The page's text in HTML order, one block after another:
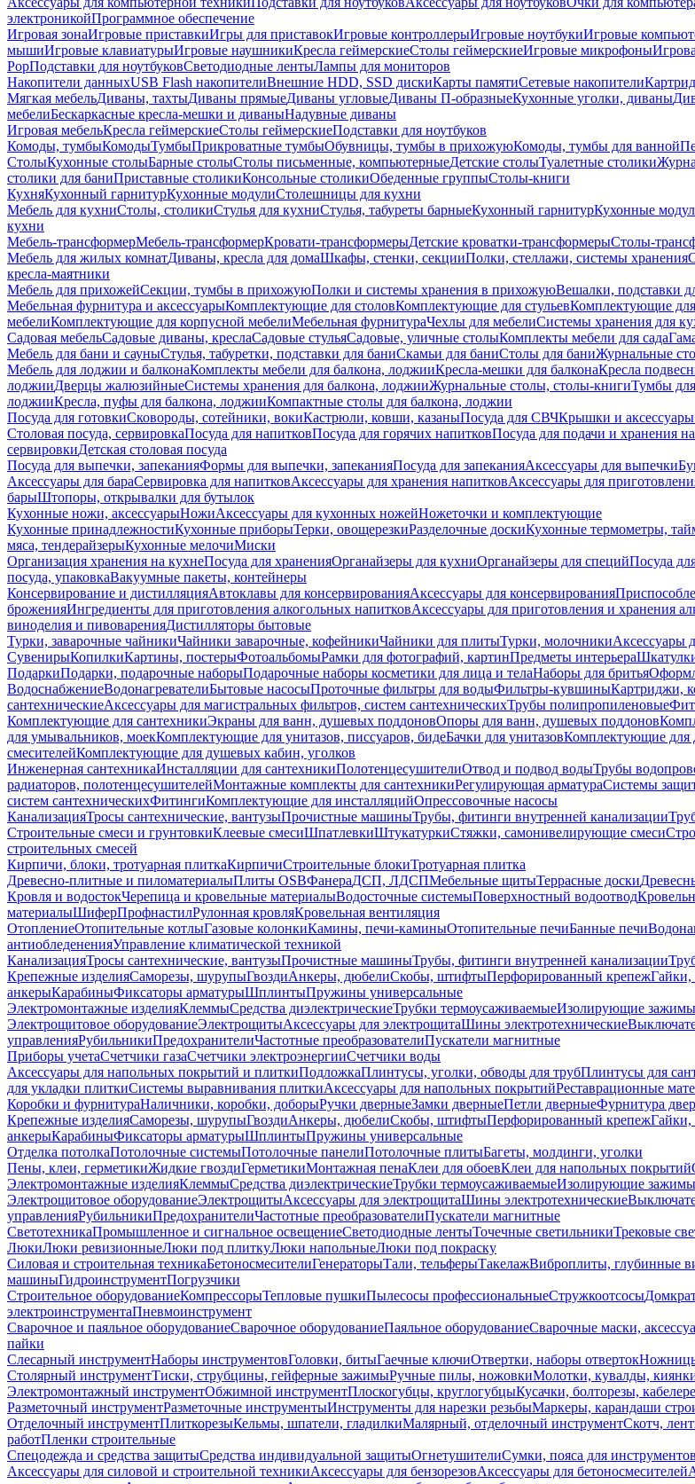
электроникойПрограммное обеспечение
Игровая зонаИгровые приставкиИгры для приставокИгровые контроллерыИгровые ноутбукиИгровые
мышиИгровые клавиатурыИгровые наушникиКресла геймерскиеСтолы геймерскиеИгровые микрофоны
PopПодставки для ноутбуковСветодиодные лентыЛампы для мониторов
Накопители данныхUSB Flash накопителиВнешние HDD, SSD дискиКарты памятиСетевые накопители
Мягкая мебельДиваны, тахтыДиваны прямыеДиваны угловыеДиваны П-образныеКухонные уголки, диваны
мебелиБескаркасные кресла-мешки и диваныНадувные диваны
Игровая мебельКресла геймерскиеСтолы геймерскиеПодставки для ноутбуков
Комоды, тумбыКомодыТумбыПрикроватные тумбыОбувницы, тумбы в прихожуюКомоды, тумбы для ванной
СтолыКухонные столыБарные столыСтолы письменные, компьютерныеДетские столыТуалетные столики
столики для баниПриставные столикиКонсольные столикиОбеденные группыСтолы-книги
КухняКухонный гарнитурКухонные модулиСтолешницы для кухни
Мебель для кухниСтолы, столикиСтулья для кухниСтулья, табуреты барныеКухонный гарнитурКухонные
кухни
Мебель-трансформерМебель-трансформерКровати-трансформерыДетские кроватки-трансформерыСтолы-
Мебель для жилых комнатДиваны, кресла для домаШкафы, стенки, секцииПолки, стеллажи, системы хранения
кресла-маятники
Мебель для прихожейСекции, тумбы в прихожуюПолки и системы хранения в прихожуюВешалки, подставки
Мебельная фурнитура и аксессуарыКомплектующие для столовКомплектующие для стульевКомплектующие
мебелиКомплектующие для корпусной мебелиМебельная фурнитураЧехлы для мебелиСистемы хранения для
Садовая мебельСадовые диваны, креслаСадовые стульяСадовые, уличные столыКомплекты мебели для сада
Мебель для бани и сауныСтулья, табуретки, подставки для баниСкамьи для баниСтолы для баниЖурнальные
Мебель для лоджии и балконаКомплекты мебели для балкона, лоджииКресла-мешки для балконаКресла
лоджииДверцы жалюзийныеСистемы хранения для балкона, лоджииЖурнальные столы, столы-книгиТумбы
лоджииКресла, пуфы для балкона, лоджииКомпактные столы для балкона, лоджии
Посуда для готовкиСковороды, сотейники, вокиКастрюли, ковши, казаныПосуда для СВЧКрышки и
Столовая посуда, сервировкаПосуда для напитковПосуда для горячих напитковПосуда для подачи и хранения
сервировкиДетская столовая посуда
Посуда для выпечки, запеканияФормы для выпечки, запеканияПосуда для запеканияАксессуары для выпечки
Аксессуары для бараСервировка для напитковАксессуары для хранения напитковАксессуары для
барыШтопоры, открывалки для бутылок
Кухонные ножи, аксессуарыНожиАксессуары для кухонных ножейНожеточки и комплектующие
Кухонные принадлежностиКухонные приборыТерки, овощерезкиРазделочные доскиКухонные термометры,
мяса, тендерайзерыКухонные мелочиМиски
Организация хранения на кухнеПосуда для храненияОрганайзеры для кухниОрганайзеры для специйПосуда
посуда, упаковкаВакуумные пакеты, контейнеры
Консервирование и дистилляцияАвтоклавы для консервированияАксессуары для консервирования
броженияИнгредиенты для приготовления алкогольных напитковАксессуары для приготовления и хранения
виноделия и пивоваренияДистилляторы бытовые
Турки, заварочные чайникиЧайники заварочные, кофейникиЧайники для плитыТурки, молочникиАксессуары
СувенирыКопилкиКартины, постерыФотоальбомыРамки для фотографий, картинПредметы интерьера
ПодаркиПодарки, подарочные наборыПодарочные наборы косметики для лица и телаНаборы для бритья
ВодоснабжениеВодонагревателиБытовые насосыПроточные фильтры для водыФильтры-кувшиныКартриджи,
сантехническиеАксессуары для магистральных фильтров, систем сантехническихТрубы полипропиленовые
Комплектующие для сантехникиЭкраны для ванн, душевых поддоновОпоры для ванн, душевых поддонов
для умывальников, моекКомплектующие для унитазов, писсуаров, бидеБачки для унитазовКомплектующие для
смесителейКомплектующие для душевых кабин, уголков
Инженерная сантехникаИнсталляции для сантехникиПолотенцесушителиОтвод и подвод водыТрубы
радиаторов, полотенцесушителейМонтажные комплекты для сантехникиРегулирующая арматураСистемы
систем сантехническихФитингиКомплектующие для инсталляцийОпрессовочные насосы
КанализацияТросы сантехнические, вантузыПрочистные машиныТрубы, фитинги внутренней канализации
Строительные смеси и грунтовкиКлеевые смесиШпатлевкиШтукатуркиСтяжки, самонивелирующие смеси
строительных смесей
Кирпичи, блоки, тротуарная плиткаКирпичиСтроительные блокиТротуарная плитка
Древесно-плитные и пиломатериалыПлиты OSBФанераДСП, ЛДСПМебельные щитыТеррасные доски
Кровля и водостокЧерепица и кровельные материалыВодосточные системыПоверхностный водоотвод
материалыШиферПрофнастилРулонная кровляКровельная вентиляция
ОтоплениеОтопительные котлыГазовые колонкиКамины, печи-каминыОтопительные печиБанные печи
антиобледененияУправление климатической техникой
КанализацияТросы сантехнические, вантузыПрочистные машиныТрубы, фитинги внутренней канализации
Крепежные изделияСаморезы, шурупыГвоздиАнкеры, дюбелиСкобы, штифтыПерфорированный крепеж
анкерыКарабиныФиксаторы арматурыШплинтыПружины универсальные
Электромонтажные изделияКлеммыСредства диэлектрическиеТрубки термоусаживаемыеИзолирующие зажимы
Электрощитовое оборудованиеЭлектрощитыАксессуары для электрощитаШины электротехнические
управленияРубильникиПредохранителиЧастотные преобразователиПускатели магнитные
Приборы учетаСчетчики газаСчетчики электроэнергииСчетчики воды
Аксессуары для напольных покрытий и плиткиПодложкаПлинтусы, уголки, обводы для трубПлинтусы для
для укладки плиткиСистемы выравнивания плиткиАксессуары для напольных покрытийРеставрационные
Коробки и фурнитураНаличники, коробки, доборыРучки дверныеЗамки дверныеПетли дверныеФурнитура
Крепежные изделияСаморезы, шурупыГвоздиАнкеры, дюбелиСкобы, штифтыПерфорированный крепеж
анкерыКарабиныФиксаторы арматурыШплинтыПружины универсальные
Отделка потолкаПотолочные системыПотолочные панелиПотолочные плитыБагеты, молдинги, уголки
Пены, клеи, герметикиЖидкие гвоздиГерметикиМонтажная пенаКлеи для обоевКлеи для напольных покрытий
Электромонтажные изделияКлеммыСредства диэлектрическиеТрубки термоусаживаемыеИзолирующие зажимы
Электрощитовое оборудованиеЭлектрощитыАксессуары для электрощитаШины электротехнические
управленияРубильникиПредохранителиЧастотные преобразователиПускатели магнитные
СветотехникаПромышленное и сигнальное освещениеСветодиодные лентыТочечные светильникиТрековые
ЛюкиЛюки ревизионныеЛюки под плиткуЛюки напольныеЛюки под покраску
Силовая и строительная техникаБетоносмесителиГенераторыТали, тельферыТакелажВиброплиты, глубинные
машиныГидроинструментПогрузчики
Строительное оборудованиеКомпрессорыТепловые пушкиПылесосы профессиональныеСтружкоотсосы
электроинструментаПневмоинструмент
Сварочное и паяльное оборудованиеСварочное оборудованиеПаяльное оборудованиеСварочные маски,
пайки
Слесарный инструментНаборы инструментовГоловки, битыГаечные ключиОтвертки, наборы отверток
Столярный инструментТиски, струбцины, гейферные зажимыРучные пилы, ножовкиМолотки, кувалды,
Электромонтажный инструментОбжимной инструментПлоскогубцы, круглогубцыКусачки, болторезы,
Разметочный инструментРазметочные инструментыИнструменты для нарезки резьбыМаркеры, карандаши
Отделочный инструментПлиткорезыКельмы, шпатели, гладилкиМалярный, отделочный инструментСкотч,
работПленки строительные
Спецодежда и средства защитыСредства индивидуальной защитыОгнетушителиСумки, пояса для инструментов
Аксессуары для силовой и строительной техникиАксессуары для бензорезовАксессуары для бетоносмесителей